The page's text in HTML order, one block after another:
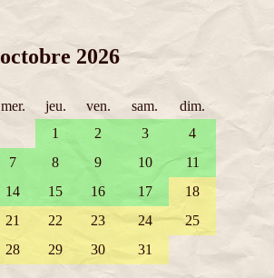
octobre 2026
mer. jeu. ven. sam.
dim.
1
2 3
4
7 8 9 10
11
14 15 16 17
18
21 22 23 24
25
28 29 30 31